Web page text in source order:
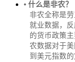
• 什么是非农？
非农全称是
就业数据，
的货币政策
农数据对于
到美元指数